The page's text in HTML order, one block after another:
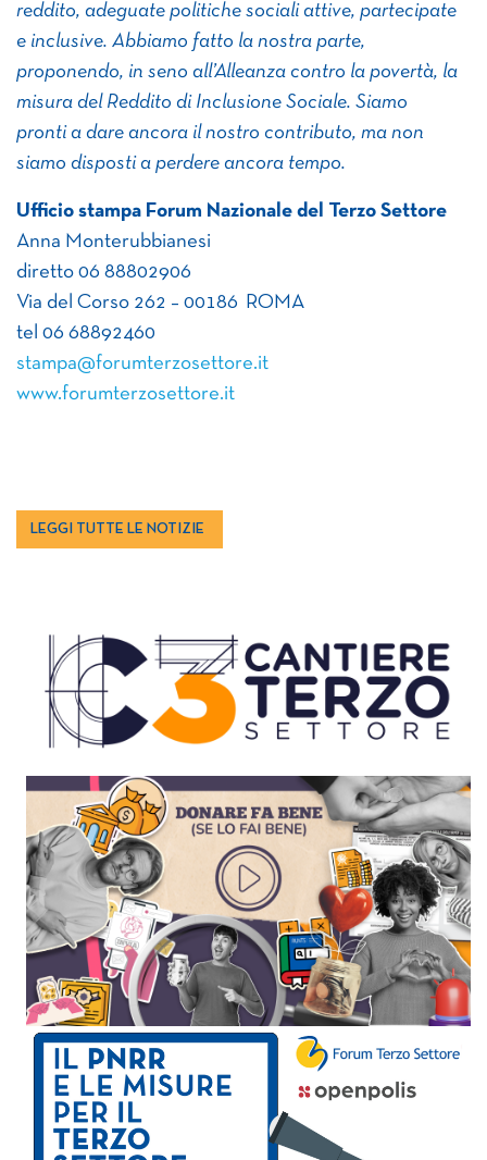
reddito, adeguate politiche sociali attive, partecipate
e inclusive. Abbiamo fatto la nostra parte,
proponendo, in seno all’Alleanza contro la povertà, la
misura del Reddito di Inclusione Sociale. Siamo
pronti a dare ancora il nostro contributo, ma non
siamo disposti a perdere ancora tempo.
Ufficio stampa Forum Nazionale del Terzo Settore
Anna Monterubbianesi
diretto 06 88802906
Via del Corso 262 – 00186 ROMA
tel 06 68892460
stampa@forumterzosettore.it
www.forumterzosettore.it
LEGGI TUTTE LE NOTIZIE